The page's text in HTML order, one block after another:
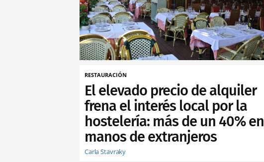
RESTAURACIÓN
El elevado precio de alquiler
frena el interés local por la
hostelería: más de un 40% en
manos de extranjeros
Carla Stavraky